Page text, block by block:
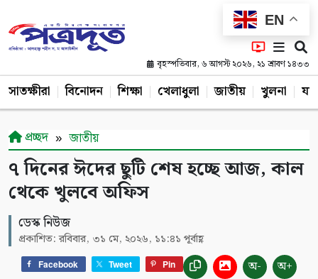
EN
বৃহস্পতিবার, ৬ আগস্ট ২০২৬, ২১ শ্রাবণ ১৪৩৩
সাতক্ষীরা বিনোদন শিক্ষা খেলাধুলা জাতীয় খুলনা
প্রচ্ছদ জাতীয়
৭ দিনের ঈদের ছুটি শেষ হচ্ছে আজ, কাল
থেকে খুলবে অফিস
ডেস্ক নিউজ
প্রকাশিত: রবিবার, ৩১ মে, ২০২৬, ১১:৪১ পূর্বাহ্ণ
Facebook Tweet Pin অ- অ+